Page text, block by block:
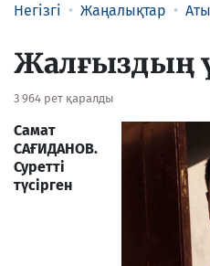
Негізгі Жаңалықтар
Жалғыздың
3 964 рет қаралды
Самат
САҒИДАНОВ.
Суретті
түсірген